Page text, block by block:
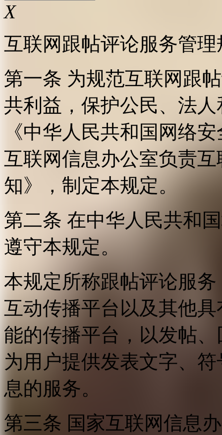
X
互联网跟帖评论服务管理
第一条 为规范互联网跟
共利益，保护公民、法
《中华人民共和国网络
互联网信息办公室负责
知》，制定本规定。
第二条 在中华人民共和
遵守本规定。
本规定所称跟帖评论服
互动传播平台以及其他
能的传播平台，以发帖
为用户提供发表文字、
息的服务。
第三条 国家互联网信息